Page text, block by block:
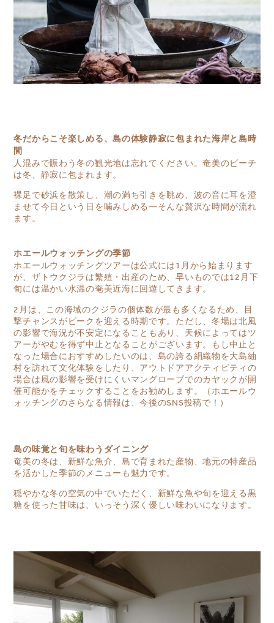
冬だからこそ楽しめる、島の体験静寂に包まれた海岸と島時
間
人混みで賑わう冬の観光地は忘れてください。奄美のビーチ
は冬、静寂に包まれます。
裸足で砂浜を散策し、潮の満ち引きを眺め、波の音に耳を澄
ませて今日という日を噛みしめる—そんな贅沢な時間が流れ
ます。
ホエールウォッチングの季節
ホエールウォッチングツアーは公式には1月から始まります
が、ザトウクジラは繁殖・出産のため、早いものでは12月下
旬には温かい水温の奄美近海に回遊してきます。
2月は、この海域のクジラの個体数が最も多くなるため、目
撃チャンスがピークを迎える時期です。ただし、冬場は北風
の影響で海況が不安定になることもあり、天候によってはツ
アーがやむを得ず中止となることがございます。もし中止と
なった場合におすすめしたいのは、島の誇る絹織物を大島紬
村を訪れて文化体験をしたり、アウトドアアクティビティの
場合は風の影響を受けにくいマングローブでのカヤックが開
催可能かをチェックすることをお勧めします。（ホエールウ
ォッチングのさらなる情報は、今後のSNS投稿で！）
島の味覚と旬を味わうダイニング
奄美の冬は、新鮮な魚介、島で育まれた産物、地元の特産品
を活かした季節のメニューも魅力です。
穏やかな冬の空気の中でいただく、新鮮な魚や旬を迎える黒
糖を使った甘味は、いっそう深く優しい味わいになります。